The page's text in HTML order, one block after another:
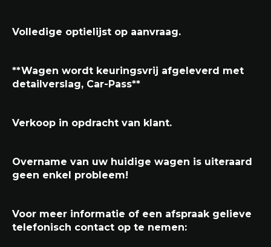
Volledige optielijst op aanvraag.
**Wagen wordt keuringsvrij afgeleverd met
detailverslag, Car-Pass**
Verkoop in opdracht van klant.
Overname van uw huidige wagen is uiteraard
geen enkel probleem!
Voor meer informatie of een afspraak gelieve
telefonisch contact op te nemen: